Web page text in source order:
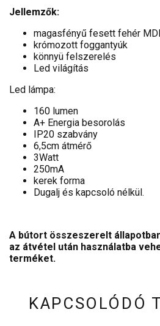
Jellemzők:
magasfényű fesett fehér
krómozott foggantyúk
könnyü felszerelés
Led világítás
Led lámpa:
160 lumen
A+ Energia besorolás
IP20 szabvány
6,5cm átmérő
3Watt
250mA
kerek forma
Dugalj és kapcsoló nélkül.
A bútort összeszerelt
az átvétel után használatba
terméket.
KAPCSOLÓDÓ